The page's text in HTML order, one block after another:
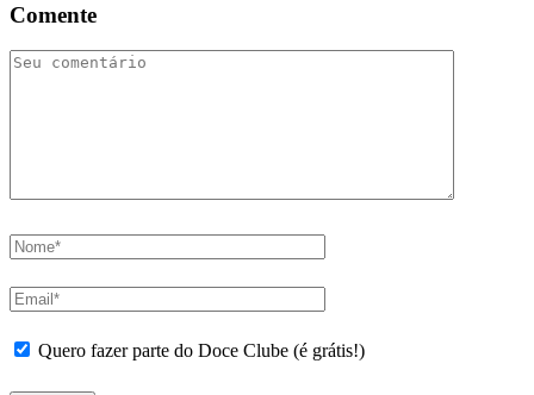
Comente
Quero fazer parte do Doce Clube (é grátis!)